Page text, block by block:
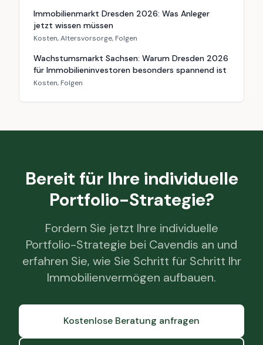
Immobilienmarkt Dresden 2026: Was Anleger
jetzt wissen müssen
Kosten, Altersvorsorge, Folgen
Wachstumsmarkt Sachsen: Warum Dresden 2026
für Immobilieninvestoren besonders spannend ist
Kosten, Folgen
Bereit für Ihre individuelle
Portfolio-Strategie?
Fordern Sie jetzt Ihre individuelle
Portfolio-Strategie bei Cavendis an und
erfahren Sie, wie Sie Schritt für Schritt Ihr
Immobilienvermögen aufbauen.
Kostenlose Beratung anfragen